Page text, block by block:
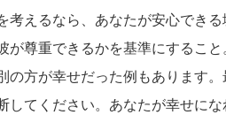
えるなら、あなたが安心できる
尊重できるかを基準にするこ
方が幸せだった例もあります
てください。あなたが幸せに